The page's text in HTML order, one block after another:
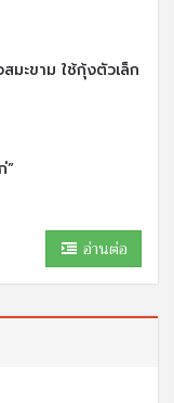
มะขาม ใช้กุ้งตัวเล็ก
”
อ่านต่อ